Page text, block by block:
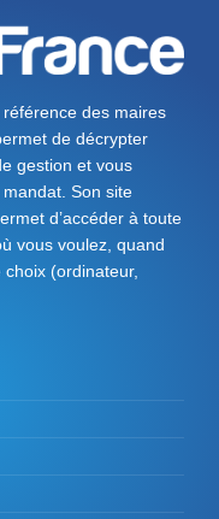
des maires
de décrypter
gestion et vous
Son site
d’accéder à toute
vous voulez, quand
(ordinateur,